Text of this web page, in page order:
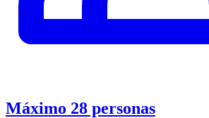
Máximo 28 personas